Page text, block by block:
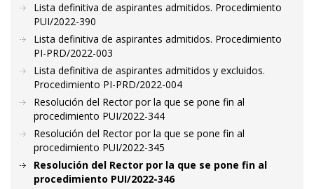
Lista definitiva de aspirantes admitidos. Procedimiento
PUI/2022-390
Lista definitiva de aspirantes admitidos. Procedimiento
PI-PRD/2022-003
Lista definitiva de aspirantes admitidos y excluidos.
Procedimiento PI-PRD/2022-004
Resolución del Rector por la que se pone fin al
procedimiento PUI/2022-344
Resolución del Rector por la que se pone fin al
procedimiento PUI/2022-345
Resolución del Rector por la que se pone fin al
procedimiento PUI/2022-346